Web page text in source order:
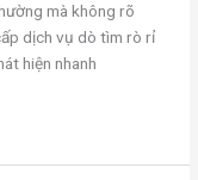
mà không rõ
dịch vụ dò tìm rò rỉ
hiện nhanh